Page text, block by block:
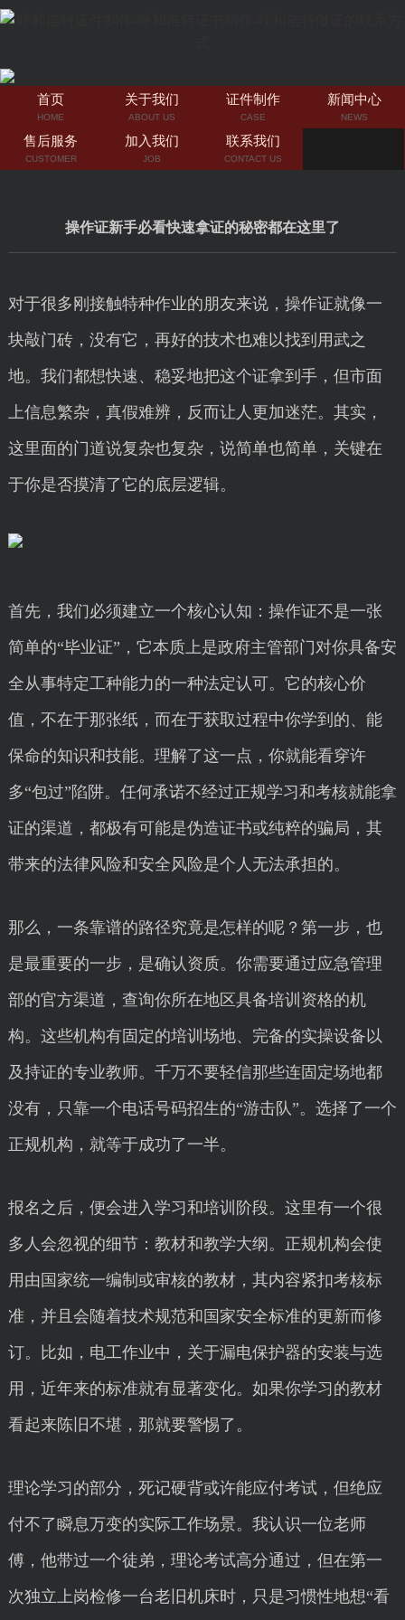
首页
HOME
关于我们
ABOUT US
证件制作
CASE
新闻中心
NEWS
售后服务
CUSTOMER
加入我们
JOB
联系我们
CONTACT US
操作证新手必看快速拿证的秘密都在这里了
对于很多刚接触特种作业的朋友来说，操作证就像一
块敲门砖，没有它，再好的技术也难以找到用武之
地。我们都想快速、稳妥地把这个证拿到手，但市面
上信息繁杂，真假难辨，反而让人更加迷茫。其实，
这里面的门道说复杂也复杂，说简单也简单，关键在
于你是否摸清了它的底层逻辑。
首先，我们必须建立一个核心认知：操作证不是一张
简单的“毕业证”，它本质上是政府主管部门对你具备安
全从事特定工种能力的一种法定认可。它的核心价
值，不在于那张纸，而在于获取过程中你学到的、能
保命的知识和技能。理解了这一点，你就能看穿许
多“包过”陷阱。任何承诺不经过正规学习和考核就能拿
证的渠道，都极有可能是伪造证书或纯粹的骗局，其
带来的法律风险和安全风险是个人无法承担的。
那么，一条靠谱的路径究竟是怎样的呢？第一步，也
是最重要的一步，是确认资质。你需要通过应急管理
部的官方渠道，查询你所在地区具备培训资格的机
构。这些机构有固定的培训场地、完备的实操设备以
及持证的专业教师。千万不要轻信那些连固定场地都
没有，只靠一个电话号码招生的“游击队”。选择了一个
正规机构，就等于成功了一半。
报名之后，便会进入学习和培训阶段。这里有一个很
多人会忽视的细节：教材和教学大纲。正规机构会使
用由国家统一编制或审核的教材，其内容紧扣考核标
准，并且会随着技术规范和国家安全标准的更新而修
订。比如，电工作业中，关于漏电保护器的安装与选
用，近年来的标准就有显著变化。如果你学习的教材
看起来陈旧不堪，那就要警惕了。
理论学习的部分，死记硬背或许能应付考试，但绝应
付不了瞬息万变的实际工作场景。我认识一位老师
傅，他带过一个徒弟，理论考试高分通过，但在第一
次独立上岗检修一台老旧机床时，只是习惯性地想“看